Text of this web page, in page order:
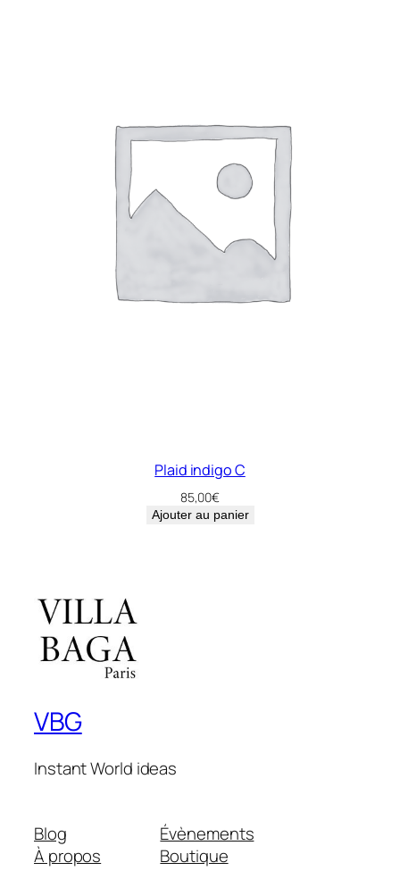
Plaid indigo C
85,00€
Ajouter au panier
VBG
Instant World ideas
Blog
À propos
Évènements
Boutique